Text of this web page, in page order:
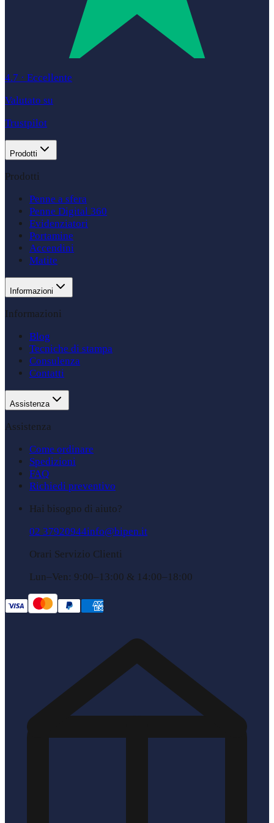
4.7 · Eccellente
Valutato su
Trustpilot
Prodotti
Prodotti
Penne a sfera
Penne Digital 360
Evidenziatori
Portamine
Accendini
Matite
Informazioni
Informazioni
Blog
Tecniche di stampa
Consulenza
Contatti
Assistenza
Assistenza
Come ordinare
Spedizioni
FAQ
Richiedi preventivo
Hai bisogno di aiuto?
02 37920944info@bipen.it
Orari Servizio Clienti
Lun–Ven: 9:00–13:00 & 14:00–18:00